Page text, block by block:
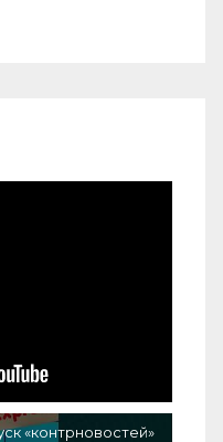
«контрновостей»